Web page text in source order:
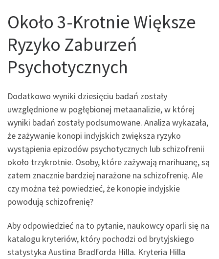
Około 3-Krotnie Większe
Ryzyko Zaburzeń
Psychotycznych
Dodatkowo wyniki dziesięciu badań zostały
uwzględnione w pogłębionej metaanalizie, w której
wyniki badań zostały podsumowane. Analiza wykazała,
że zażywanie konopi indyjskich zwiększa ryzyko
wystąpienia epizodów psychotycznych lub schizofrenii
około trzykrotnie. Osoby, które zażywają marihuanę, są
zatem znacznie bardziej narażone na schizofrenię. Ale
czy można też powiedzieć, że konopie indyjskie
powodują schizofrenię?
Aby odpowiedzieć na to pytanie, naukowcy oparli się na
katalogu kryteriów, który pochodzi od brytyjskiego
statystyka Austina Bradforda Hilla. Kryteria Hilla